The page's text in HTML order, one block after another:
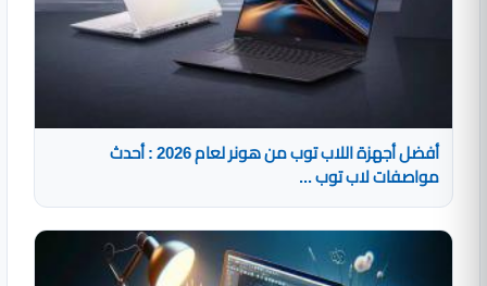
أفضل أجهزة اللاب توب من هونر لعام 2026 : أحدث
مواصفات لاب توب ...